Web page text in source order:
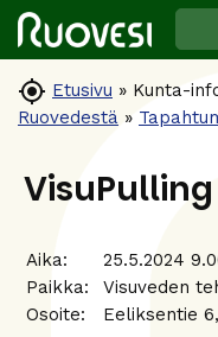
 Etusivu » Kunta-
Ruovedestä »
VisuPulling
Aika:
25.5.2024
Paikka:
Visuveden
Osoite:
Eeliksentie